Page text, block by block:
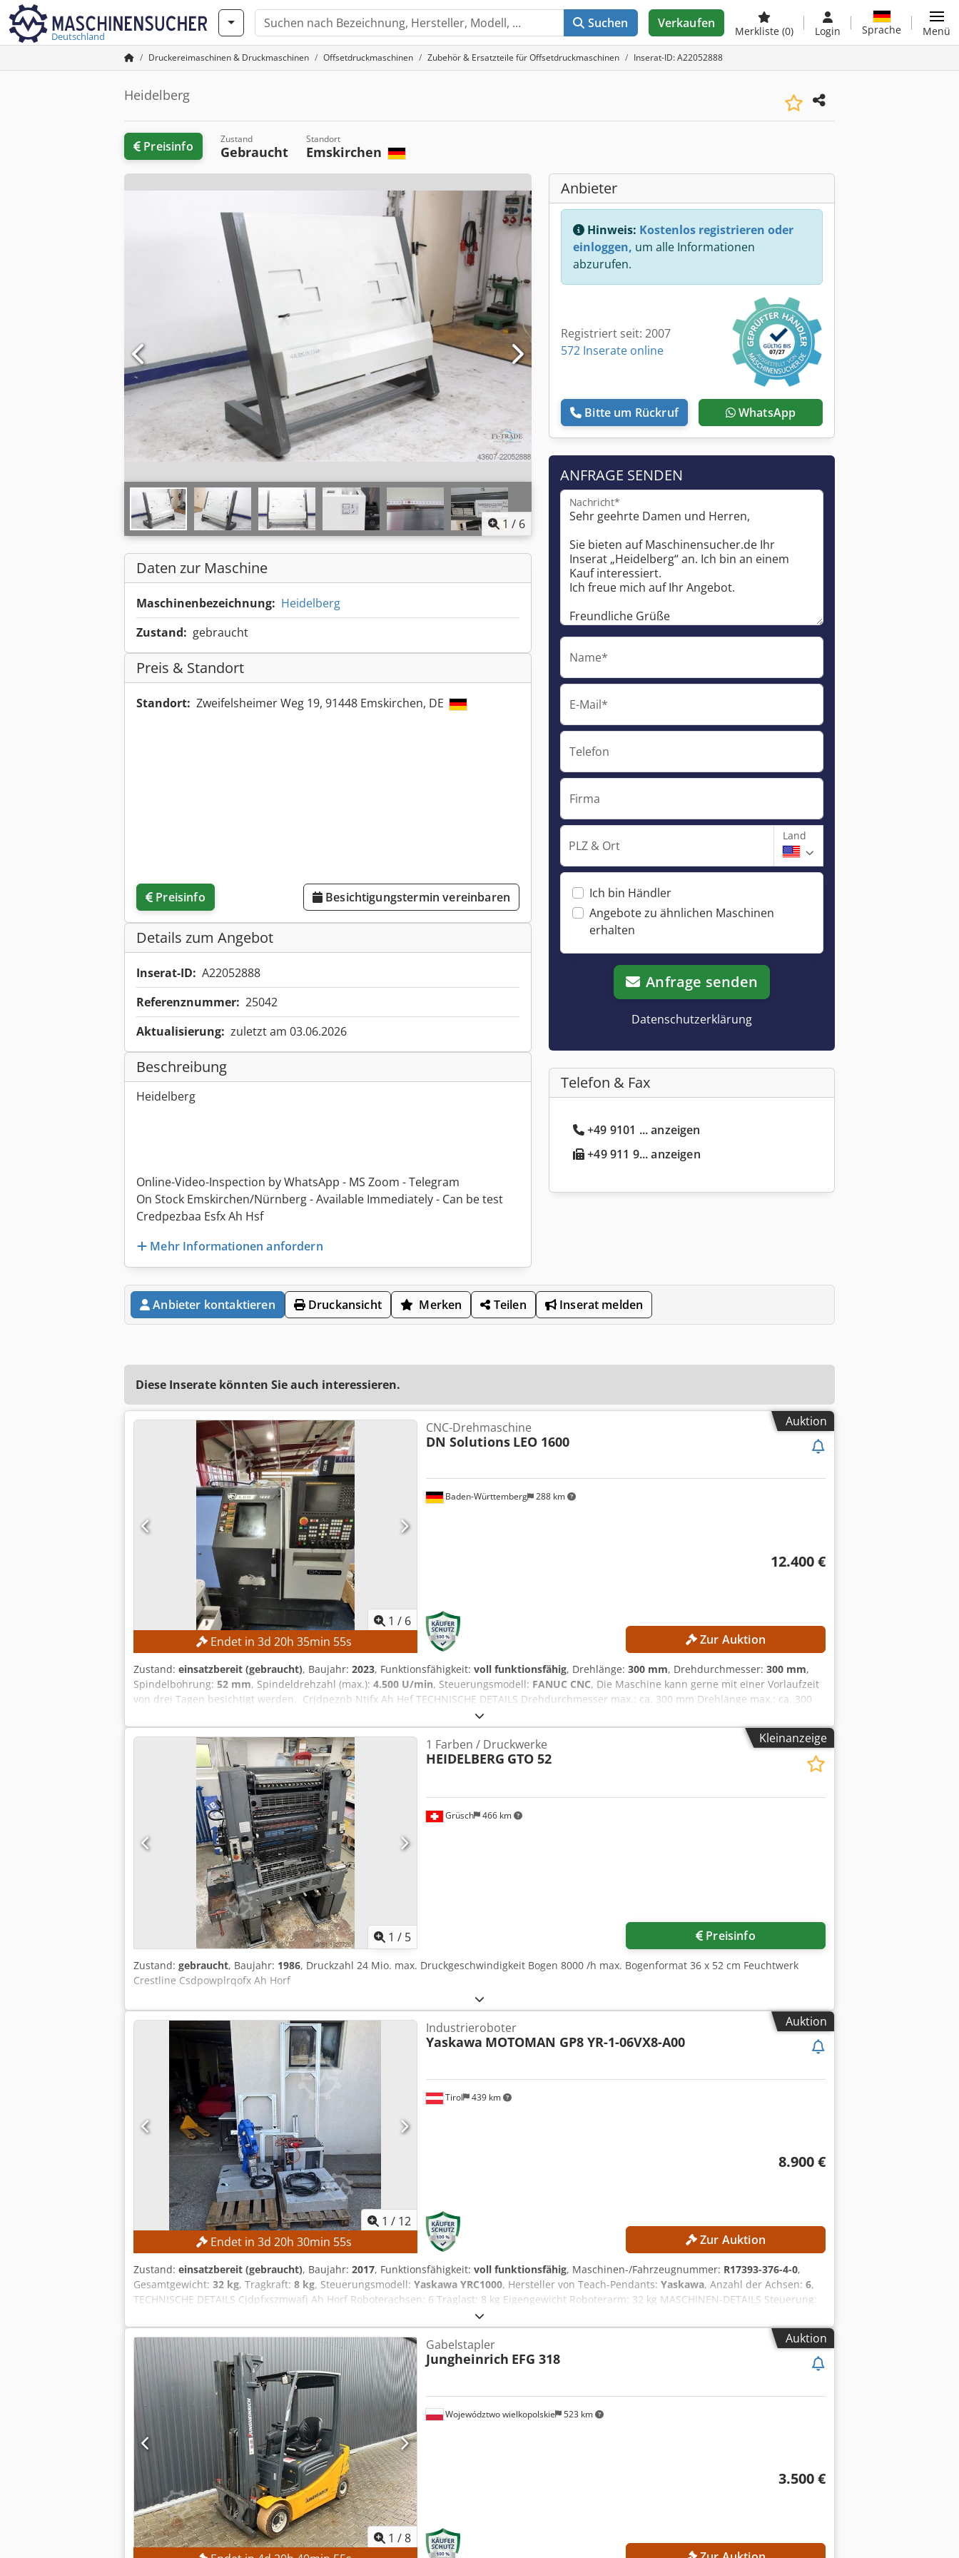
Deutschland
Suchen Verkaufen
Merkliste (0) Login Sprache Menü
Druckereimaschinen & Druckmaschinen Offsetdruckmaschinen Zubehör & Ersatzteile für Offsetdruckmaschinen Inserat-ID: A22052888
Heidelberg
Preisinfo Zustand
Gebraucht
Standort
Emskirchen
1 / 6
Daten zur Maschine
Maschinenbezeichnung: Heidelberg
Zustand: gebraucht
Preis & Standort
Standort: Zweifelsheimer Weg 19, 91448 Emskirchen, DE
Preisinfo Besichtigungstermin vereinbaren
Details zum Angebot
Inserat-ID: A22052888
Referenznummer: 25042
Aktualisierung: zuletzt am 03.06.2026
Beschreibung
Heidelberg
Online-Video-Inspection by WhatsApp - MS Zoom - Telegram
On Stock Emskirchen/Nürnberg - Available Immediately - Can be test
Credpezbaa Esfx Ah Hsf
Mehr Informationen anfordern
Anbieter
Hinweis: Kostenlos registrieren oder
einloggen, um alle Informationen
abzurufen.
Registriert seit: 2007
572 Inserate online
Bitte um Rückruf WhatsApp
ANFRAGE SENDEN
Nachricht*
Name*
E-Mail*
Telefon
Firma
PLZ & Ort
Land
Ich bin Händler
Angebote zu ähnlichen Maschinen
erhalten
Anfrage senden
Datenschutzerklärung
Telefon & Fax
+49 9101 ... anzeigen
+49 911 9... anzeigen
Anbieter kontaktieren Druckansicht Merken Teilen Inserat melden
Diese Inserate könnten Sie auch interessieren.
Auktion
1 / 6
Endet in 3d 20h 35min 53s
Baden-Württemberg 288 km
CNC-Drehmaschine
DN Solutions LEO 1600
12.400 €
Zur Auktion
Zustand: einsatzbereit (gebraucht), Baujahr: 2023, Funktionsfähigkeit: voll funktionsfähig, Drehlänge: 300 mm, Drehdurchmesser: 300 mm,
Spindelbohrung: 52 mm, Spindeldrehzahl (max.): 4.500 U/min, Steuerungsmodell: FANUC CNC, Die Maschine kann gerne mit einer Vorlaufzeit
von drei Tagen besichtigt werden. Crjdpeznb Ntjfx Ah Hef TECHNISCHE DETAILS Drehdurchmesser max.: ca. 300 mm Drehlänge max.: ca. 300
mm Spindelbohrungsdurchmesser: ca. 52 mm Hauptspindeldrehzahl max.: 4.500 U/min Werkzeugrevolver: 12 Stationen MASCHINEN-DETAILS
Steuerung: FANUC CNC Maschinengewicht: ca. 2.200 kg Betriebsstunden: ca. 6.458 h Spindelstunden: ca. 4.300 h Spannung: AC 380 V (mit oder
ohne Transformator) Nennleistung: 14,97 kVA Volllaststrom: 22,74 A Unterbrechungskapazität: 5 kA Kurzschlusskapazität: 10 kA Leistung des
Elektromotors laut Hersteller: 7,5 kW AUSSTATTUNG technische Unterlagen Leistungsstarke Hauptspindel Robuste Maschinenkonstruktion für
hohe Maßhaltigkeit Werkzeugrevolver mit schneller Indexierung Kompakte Bauweise mit geringem Platzbedarf Bedienerfreundliche CNC-
Steuerung Hohe Zuverlässigkeit Geringer Wartungsaufwand Vollständige technische Dokumentation
Kleinanzeige
1 / 5
Grüsch 466 km
1 Farben / Druckwerke
HEIDELBERG GTO 52
Preisinfo
Zustand: gebraucht, Baujahr: 1986, Druckzahl 24 Mio. max. Druckgeschwindigkeit Bogen 8000 /h max. Bogenformat 36 x 52 cm Feuchtwerk
Crestline Csdpowplrqofx Ah Horf
Auktion
1 / 12
Endet in 3d 20h 30min 53s
Tirol 439 km
Industrieroboter
Yaskawa MOTOMAN GP8 YR-1-06VX8-A00
8.900 €
Zur Auktion
Zustand: einsatzbereit (gebraucht), Baujahr: 2017, Funktionsfähigkeit: voll funktionsfähig, Maschinen-/Fahrzeugnummer: R17393-376-4-0,
Gesamtgewicht: 32 kg, Tragkraft: 8 kg, Steuerungsmodell: Yaskawa YRC1000, Hersteller von Teach-Pendants: Yaskawa, Anzahl der Achsen: 6,
TECHNISCHE DETAILS Cjdpfxszmwafj Ah Horf Roboterachsen: 6 Traglast: 8 kg Eigengewicht Roboterarm: 32 kg MASCHINEN-DETAILS Steuerung:
Yaskawa YRC1000 Hersteller Teach-Pendant: Yaskawa Stromversorgung: 3 Phasen AC 380–440 V, 50/60 Hz Eingangsstrom: 15 A Max.
Geräteüberstromschutzstrom: 15 A Kurzschlussstrom: 2,5 kA Netzteiltyp: ERAR-1000-06VX8-E10 AUSSTATTUNG Yaskawa Motoman GP8
Roboterarm Yaskawa YRC1000 Robotersteuerung
Auktion
1 /8
Województwo wielkopolskie 523 km
Gabelstapler
Jungheinrich EFG 318
3.500 €